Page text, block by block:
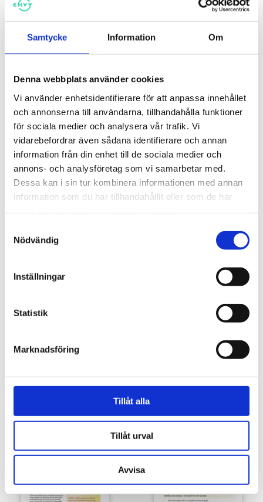
Samtycke Information Om
Denna webbplats använder cookies
Vi använder enhetsidentifierare för att anpassa innehållet
och annonserna till användarna, tillhandahålla funktioner
för sociala medier och analysera vår trafik. Vi
vidarebefordrar även sådana identifierare och annan
information från din enhet till de sociala medier och
annons- och analysföretag som vi samarbetar med.
Dessa kan i sin tur kombinera informationen med annan
information som du har tillhandahållit eller som de har
Nödvändig
Inställningar
Statistik
Marknadsföring
Tillåt alla
Tillåt urval
Avvisa
Rusmedelsfostran för andra
lågstadieskolor
Bueno kontrollbana om alkohol
Förbudsskyltar mot användning av
Förbudsklistermärken mot